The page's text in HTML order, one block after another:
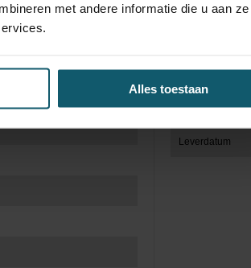
met andere informatie die u aan
Alles toestaan
Locatie
Leverdatum